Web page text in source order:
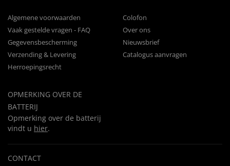
Algemene voorwaarden
Vaak gestelde vragen - FAQ
Gegevensbescherming
Verzending & Levering
Herroepingsrecht
OPMERKING OVER DE
BATTERIJ
Opmerking over de batterij
vindt u hier.
Colofon
Over ons
Nieuwsbrief
Catalogus aanvragen
CONTACT